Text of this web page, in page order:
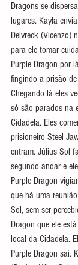
Dragons se
lugares. Kayla
Delvreck (Vicenzo)
para ele tomar
Purple Dragon por
fingindo a prisão de
Chegando lá eles
só são parados na
Cidadela. Eles
prisioneiro Steel
entram. Július Sol
segundo andar e
Purple Dragon
que há uma
Sol, sem ser
Dragon que ele
local da Cidadela.
Purple Dragon sai.